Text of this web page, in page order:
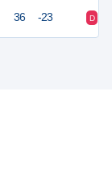
36 -23 D